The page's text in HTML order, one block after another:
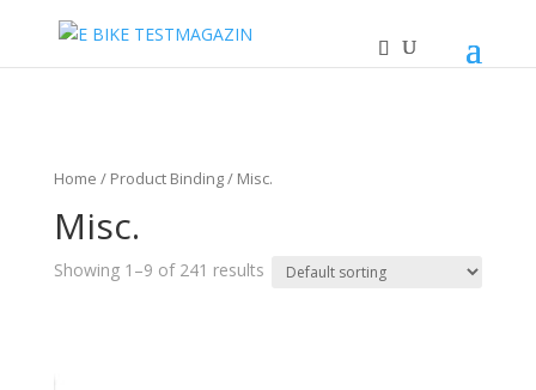
Home / Product Binding / Misc.
Misc.
Showing 1–9 of 241 results